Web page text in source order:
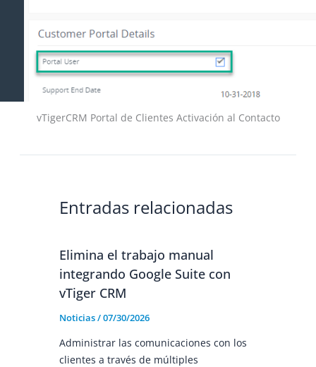
vTigerCRM Portal de Clientes Activación al Contacto
Entradas relacionadas
Elimina el trabajo manual
integrando Google Suite con
vTiger CRM
Noticias/07/30/2026
Administrar las comunicaciones con los
clientes a través de múltiples